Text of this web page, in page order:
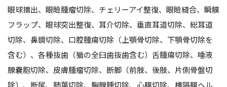
眼球摘出、眼瞼腫瘤切除、チェリーアイ整復、眼瞼縫合、瞬膜
フラップ、眼球突出整復、耳介切除、垂直耳道切除、総耳道
切除、鼻鏡切除、口腔腫瘍切除（上顎骨切除、下顎骨切除を
含む）、各種抜歯（猫の全臼歯抜歯含む）舌腫瘍切除、唾液
腺嚢胞切除、皮膚腫瘤切除、断脚（前肢、後肢、片側骨盤切
除）、断尾、肺葉切除、胸腺腫切除、心膜切除、横隔膜ヘル